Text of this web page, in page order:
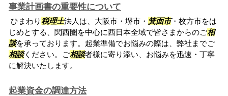
事業計画書の重要性について
ひまわり税理士法人は、大阪市・堺市・ 箕面市・枚方市をは
じめとする、関西圏を中心に西日本全域で皆さまからのご相
談を承っております。起業準備でお悩みの際は、弊社までご
相談ください。ご相談者様に寄り添い、お悩みを迅速・丁寧
に解決いたします。
起業資金の調達方法